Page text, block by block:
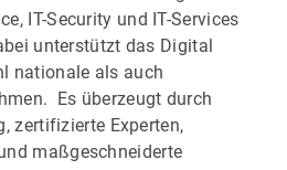
IT-Security und IT-Services
unterstützt das Digital
nationale als auch
Es überzeugt durch
zertifizierte Experten,
maßgeschneiderte